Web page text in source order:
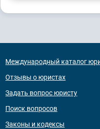
Международный каталог
Отзывы о юристах
Задать вопрос юристу
Поиск вопросов
Законы и кодексы